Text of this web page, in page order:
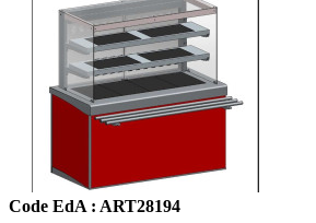
Code EdA : ART28194